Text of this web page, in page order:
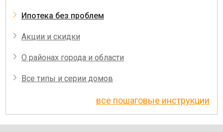
Ипотека без проблем
Акции и скидки
О районах города и области
Все типы и серии домов
все пошаговые инструкции